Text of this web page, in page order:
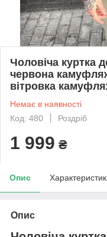
Чоловіча куртка
червона
вітровка
Немає в наявності
Код: 480
Роздріб
1 999 ₴
Опис
Опис